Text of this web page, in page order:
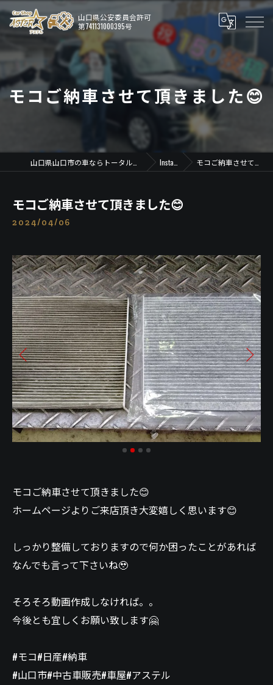
モコご納車させて頂きました😊
Instagram モコご納車させて頂きました😊
モコご納車させて頂きました😊
2024/04/06
モコご納車させて頂きました😊
ホームページよりご来店頂き大変嬉しく思います😊
しっかり整備しておりますので何か困ったことがあれば
なんでも言って下さいね🥹
そろそろ動画作成しなければ。。
今後とも宜しくお願い致します🤗
#モコ#日産#納車
#山口市#中古車販売#車屋#アステル